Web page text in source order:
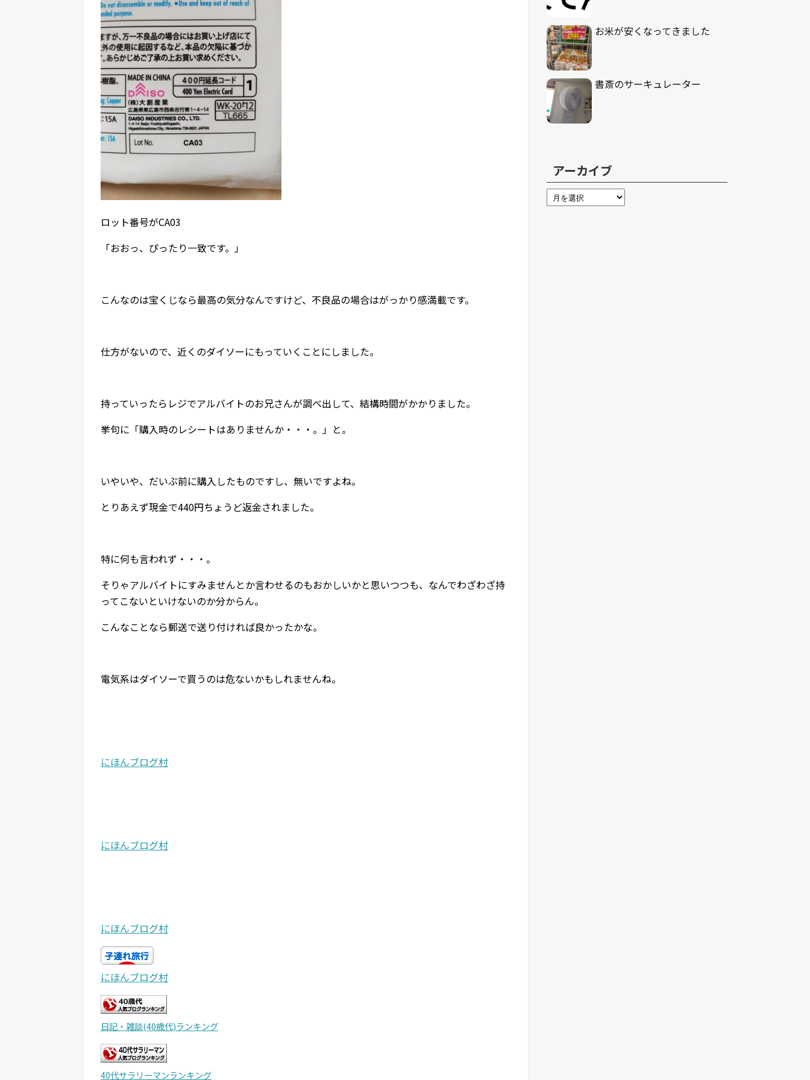
ロット番号がCA03
「おおっ、ぴったり一致です。」
こんなのは宝くじなら最高の気分なんですけど、不良品の場合はがっかり感満載です。
仕方がないので、近くのダイソーにもっていくことにしました。
持っていったらレジでアルバイトのお兄さんが調べ出して、結構時間がかかりました。
挙句に「購入時のレシートはありませんか・・・。」と。
いやいや、だいぶ前に購入したものですし、無いですよね。
とりあえず現金で440円ちょうど返金されました。
特に何も言われず・・・。
そりゃアルバイトにすみませんとか言わせるのもおかしいかと思いつつも、なんでわざわざ持
ってこないといけないのか分からん。
こんなことなら郵送で送り付ければ良かったかな。
電気系はダイソーで買うのは危ないかもしれませんね。
にほんブログ村
にほんブログ村
にほんブログ村
にほんブログ村
日記・雑談(40歳代)ランキング
40代サラリーマンランキング
お米が安くなってきました
書斎のサーキュレーター
アーカイブ